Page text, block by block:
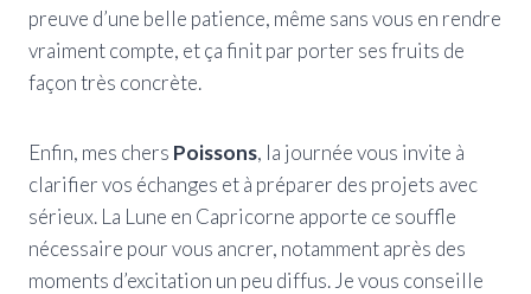
preuve d’une belle patience, même sans vous en rendre
vraiment compte, et ça finit par porter ses fruits de
façon très concrète.
Enfin, mes chers Poissons, la journée vous invite à
clarifier vos échanges et à préparer des projets avec
sérieux. La Lune en Capricorne apporte ce souffle
nécessaire pour vous ancrer, notamment après des
moments d’excitation un peu diffus. Je vous conseille